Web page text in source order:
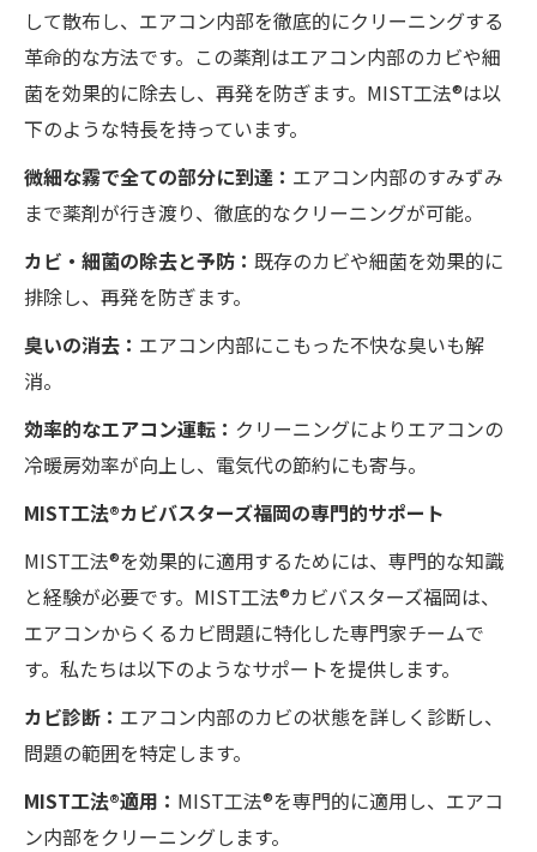
して散布し、エアコン内部を徹底的にクリーニングする
革命的な方法です。この薬剤はエアコン内部のカビや細
菌を効果的に除去し、再発を防ぎます。MIST工法®は以
下のような特長を持っています。
微細な霧で全ての部分に到達： エアコン内部のすみずみ
まで薬剤が行き渡り、徹底的なクリーニングが可能。
カビ・細菌の除去と予防： 既存のカビや細菌を効果的に
排除し、再発を防ぎます。
臭いの消去： エアコン内部にこもった不快な臭いも解
消。
効率的なエアコン運転： クリーニングによりエアコンの
冷暖房効率が向上し、電気代の節約にも寄与。
MIST工法®カビバスターズ福岡の専門的サポート
MIST工法®を効果的に適用するためには、専門的な知識
と経験が必要です。MIST工法®カビバスターズ福岡は、
エアコンからくるカビ問題に特化した専門家チームで
す。私たちは以下のようなサポートを提供します。
カビ診断： エアコン内部のカビの状態を詳しく診断し、
問題の範囲を特定します。
MIST工法®適用： MIST工法®を専門的に適用し、エアコ
ン内部をクリーニングします。